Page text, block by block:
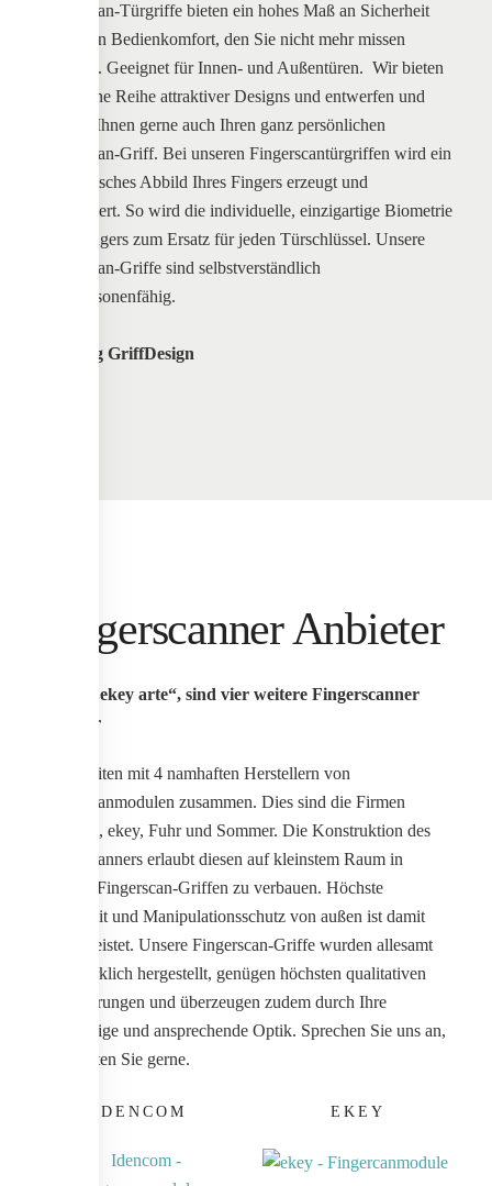
Fingerscan-Türgriffe bieten ein hohes Maß an Sicherheit
und einen Bedienkomfort, den Sie nicht mehr missen
möchten. Geeignet für Innen- und Außentüren. Wir bieten
Ihnen eine Reihe attraktiver Designs und entwerfen und
fertigen Ihnen gerne auch Ihren ganz persönlichen
Fingerscan-Griff. Bei unseren Fingerscantürgriffen wird ein
elektronisches Abbild Ihres Fingers erzeugt und
gespeichert. So wird die individuelle, einzigartige Biometrie
Ihres Fingers zum Ersatz für jeden Türschlüssel. Unsere
Fingerscan-Griffe sind selbstverständlich
mehrpersonenfähig.
Werding GriffDesign
Fingerscanner Anbieter
Neben „ekey arte“, sind vier weitere Fingerscanner
wählbar
Wir arbeiten mit 4 namhaften Herstellern von
Fingerscanmodulen zusammen. Dies sind die Firmen
Idencom, ekey, Fuhr und Sommer. Die Konstruktion des
Fingerscanners erlaubt diesen auf kleinstem Raum in
unseren Fingerscan-Griffen zu verbauen. Höchste
Sicherheit und Manipulationsschutz von außen ist damit
gewährleistet. Unsere Fingerscan-Griffe wurden allesamt
handwerklich hergestellt, genügen höchsten qualitativen
Anforderungen und überzeugen zudem durch Ihre
einzigartige und ansprechende Optik. Sprechen Sie uns an,
wir beraten Sie gerne.
IDENCOM EKEY